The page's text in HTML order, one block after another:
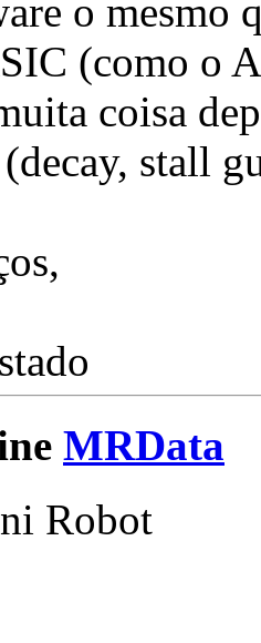
o mesmo
(como o
coisa
stall
MRData
Robot